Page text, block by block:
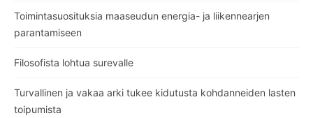
Toimintasuosituksia maaseudun energia- ja liikennearjen
parantamiseen
Filosofista lohtua surevalle
Turvallinen ja vakaa arki tukee kidutusta kohdanneiden lasten
toipumista